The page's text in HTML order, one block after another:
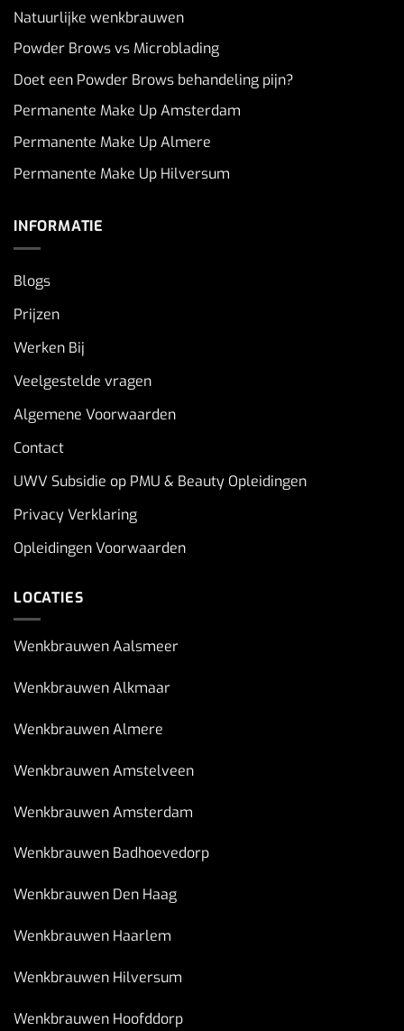
Natuurlijke wenkbrauwen
Powder Brows vs Microblading
Doet een Powder Brows behandeling pijn?
Permanente Make Up Amsterdam
Permanente Make Up Almere
Permanente Make Up Hilversum
INFORMATIE
Blogs
Prijzen
Werken Bij
Veelgestelde vragen
Algemene Voorwaarden
Contact
UWV Subsidie op PMU & Beauty Opleidingen
Privacy Verklaring
Opleidingen Voorwaarden
LOCATIES
Wenkbrauwen Aalsmeer
Wenkbrauwen Alkmaar
Wenkbrauwen Almere
Wenkbrauwen Amstelveen
Wenkbrauwen Amsterdam
Wenkbrauwen Badhoevedorp
Wenkbrauwen Den Haag
Wenkbrauwen Haarlem
Wenkbrauwen Hilversum
Wenkbrauwen Hoofddorp